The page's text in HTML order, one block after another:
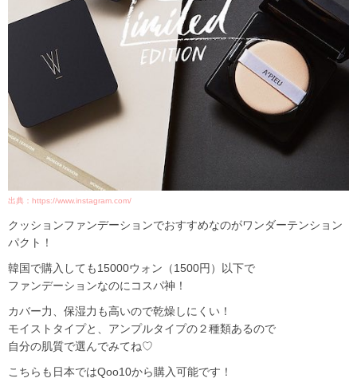
出典：https://www.instagram.com/
クッションファンデーションでおすすめなのがワンダーテンション
パクト！
韓国で購入しても15000ウォン（1500円）以下で
ファンデーションなのにコスパ神！
カバー力、保湿力も高いので乾燥しにくい！
モイストタイプと、アンプルタイプの２種類あるので
自分の肌質で選んでみてね♡
こちらも日本ではQoo10から購入可能です！